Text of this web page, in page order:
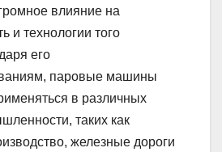
влияние на
и технологии того
его
паровые машины
в различных
таких как
железные дороги